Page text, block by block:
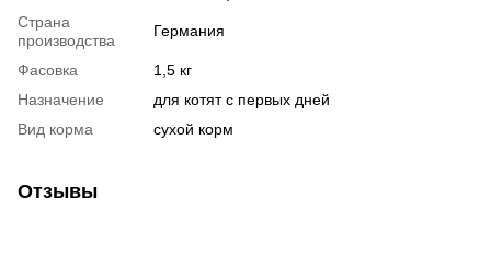
Страна
производства
Германия
Фасовка
1,5 кг
Назначение
для котят с первых дней
Вид корма
сухой корм
Отзывы